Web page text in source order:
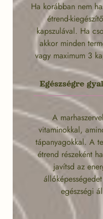
Ha korábban nem
étrend-
kapszulával. Ha
akkor minden
vagy maximum 3
Egészségre
A
vitaminokkal,
tápanyagokkal. A
étrend részeként
javítsd az
egészségi